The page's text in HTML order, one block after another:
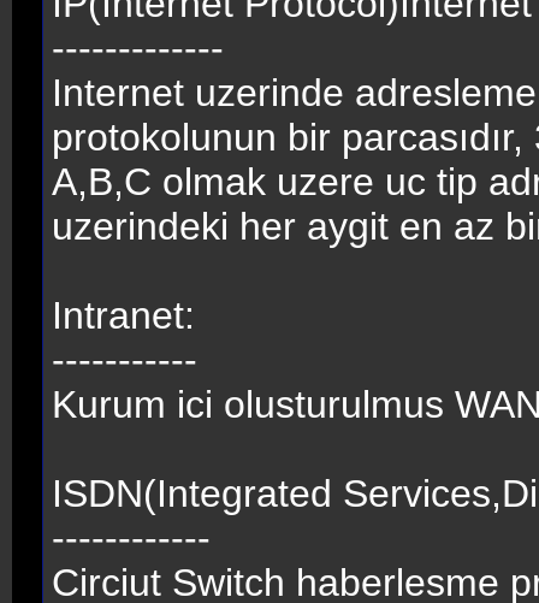
-------------
Internet uzerinde
protokolunun bir parcasıdır,
A,B,C olmak uzere uc tip
uzerindeki her aygit en az
Intranet:
-----------
Kurum ici olusturulmus
ISDN(Integrated
------------
Circiut Switch haberlesme